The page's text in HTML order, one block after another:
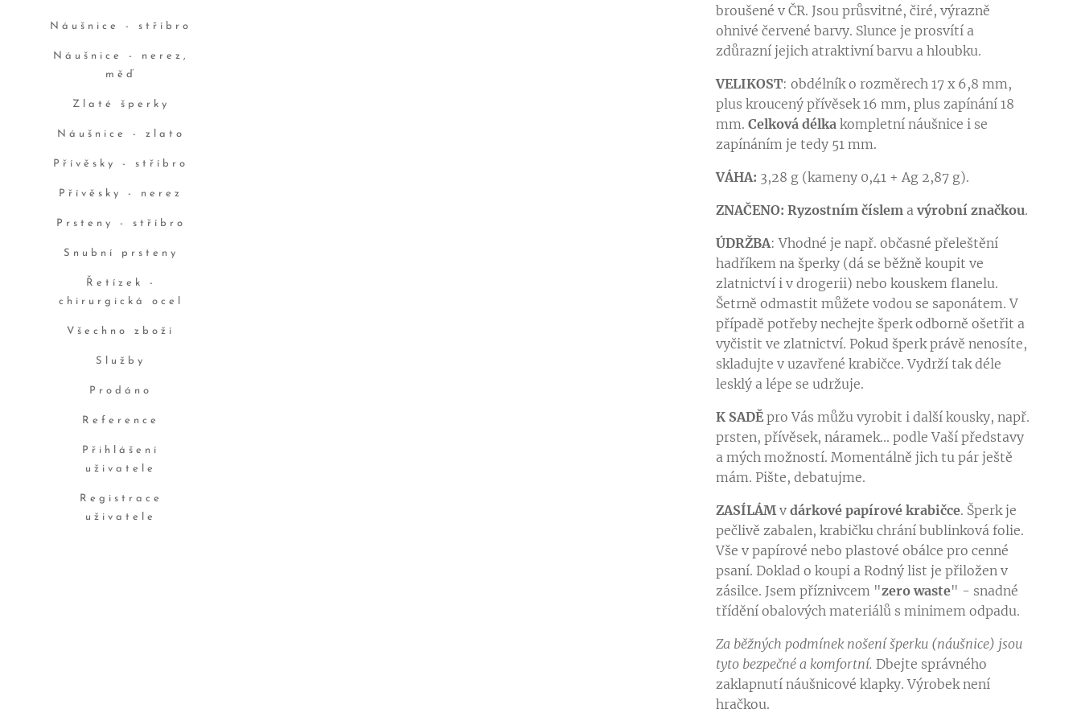
Náušnice - stříbro
Náušnice - nerez,
měď
Zlaté šperky
Náušnice - zlato
Přívěsky - stříbro
Přívěsky - nerez
Prsteny - stříbro
Snubní prsteny
Řetízek -
chirurgická ocel
Všechno zboží
Služby
Prodáno
Reference
Přihlášení
uživatele
Registrace
uživatele
broušené v ČR. Jsou průsvitné, čiré, výrazně
ohnivé červené barvy. Slunce je prosvítí a
zdůrazní jejich atraktivní barvu a hloubku.
VELIKOST: obdélník o rozměrech 17 x 6,8 mm,
plus kroucený přívěsek 16 mm, plus zapínání 18
mm.Celková délka kompletní náušnice i se
zapínáním je tedy 51 mm.
VÁHA: 3,28 g (kameny 0,41 + Ag 2,87 g).
ZNAČENO: Ryzostním číslem avýrobní značkou.
ÚDRŽBA: Vhodné je např. občasné přeleštění
hadříkem na šperky (dá se běžně koupit ve
zlatnictví i v drogerii) nebo kouskem flanelu.
Šetrně odmastit můžete vodou se saponátem. V
případě potřeby nechejte šperk odborně ošetřit a
vyčistit ve zlatnictví. Pokud šperk právě nenosíte,
skladujte v uzavřené krabičce. Vydrží tak déle
lesklý a lépe se udržuje.
K SADĚ pro Vás můžu vyrobit i další kousky, např.
prsten, přívěsek, náramek... podle Vaší představy
a mých možností. Momentálně jich tu pár ještě
mám. Pište, debatujme.
ZASÍLÁMvdárkové papírové krabičce. Šperk je
pečlivě zabalen, krabičku chrání bublinková folie.
Vše v papírové nebo plastové obálce pro cenné
psaní. Doklad o koupi a Rodný list je přiložen v
zásilce. Jsem příznivcem "zero waste" - snadné
třídění obalových materiálů s minimem odpadu.
Za běžných podmínek nošení šperku (náušnice) jsou
tyto bezpečné a komfortní.Dbejte správného
zaklapnutí náušnicové klapky. Výrobek není
hračkou.